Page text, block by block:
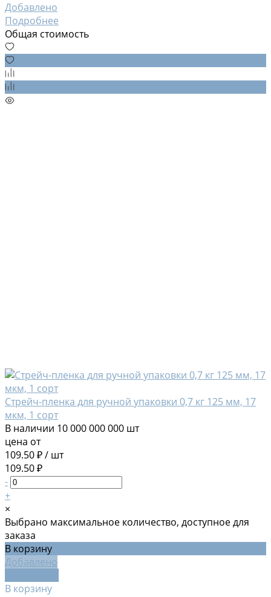
Добавлено
Подробнее
Общая стоимость
Стрейч-пленка для ручной упаковки 0,7 кг 125 мм, 17
мкм, 1 сорт
В наличии 10 000 000 000 шт
цена от
109.50 ₽/ шт
109.50 ₽
-
+
×
Выбрано максимальное количество, доступное для
заказа
В корзину
Добавлено
В корзину